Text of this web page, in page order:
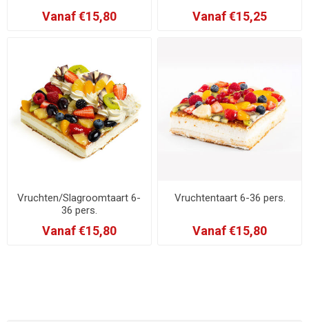
Vanaf €15,80 Vanaf €15,25
Vruchten/Slagroomtaart 6-
36 pers.
Vanaf €15,80
Vruchtentaart 6-36 pers.
Vanaf €15,80